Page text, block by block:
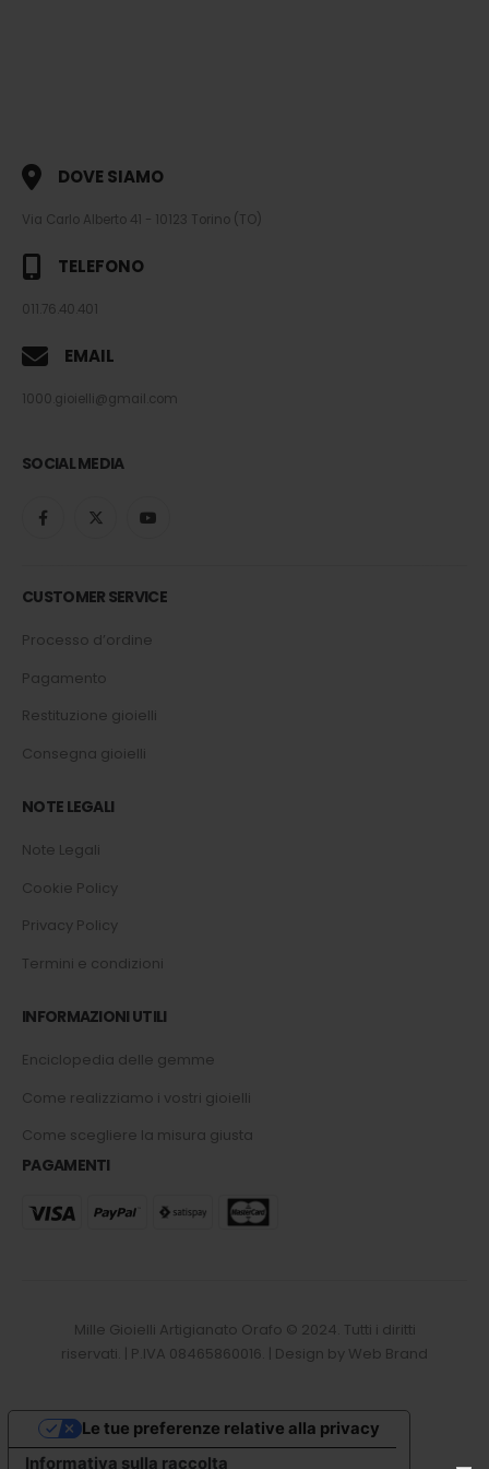
DOVE SIAMO
Via Carlo Alberto 41 - 10123 Torino (TO)
TELEFONO
011.76.40.401
EMAIL
1000.gioielli@gmail.com
SOCIAL MEDIA
CUSTOMER SERVICE
Processo d’ordine
Pagamento
Restituzione gioielli
Consegna gioielli
NOTE LEGALI
Note Legali
Cookie Policy
Privacy Policy
Termini e condizioni
INFORMAZIONI UTILI
Enciclopedia delle gemme
Come realizziamo i vostri gioielli
Come scegliere la misura giusta
PAGAMENTI
Mille Gioielli Artigianato Orafo © 2024. Tutti i diritti
riservati. | P.IVA 08465860016. | Design by Web Brand
Informativa sulla raccolta
Le tue preferenze relative alla privacy